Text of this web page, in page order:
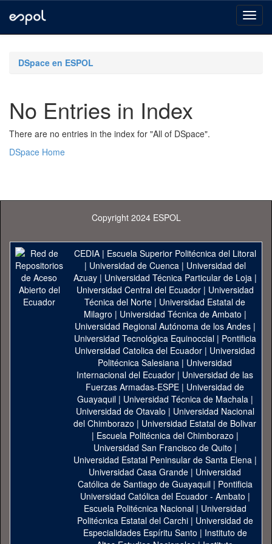
navigationDSpace en ESPOL
No Entries in Index
There are no entries in the index for "All of DSpace".
DSpace Home
Copyright 2024 ESPOL
CEDIA| Escuela Superior Politécnica del Litoral
| Universidad de Cuenca| Universidad del
Azuay| Universidad Técnica Particular de Loja|
Universidad Central del Ecuador| Universidad
Técnica del Norte | Universidad Estatal de
Milagro | Universidad Técnica de Ambato |
Universidad Regional Autónoma de los Andes|
Universidad Tecnológica Equinoccial| Pontificia
Universidad Catolica del Ecuador | Universidad
Politécnica Salesiana | Universidad
Internacional del Ecuador | Universidad de las
Fuerzas Armadas-ESPE | Universidad de
Guayaquil| Universidad Técnica de Machala|
Universidad de Otavalo | Universidad Nacional
del Chimborazo | Universidad Estatal de Bolivar
| Escuela Politécnica del Chimborazo |
Universidad San Francisco de Quito |
Universidad Estatal Peninsular de Santa Elena|
Universidad Casa Grande | Universidad
Católica de Santiago de Guayaquil| Pontificia
Universidad Católica del Ecuador - Ambato |
Escuela Politécnica Nacional| Universidad
Politécnica Estatal del Carchi| Universidad de
Especialidades Espíritu Santo | Instituto de